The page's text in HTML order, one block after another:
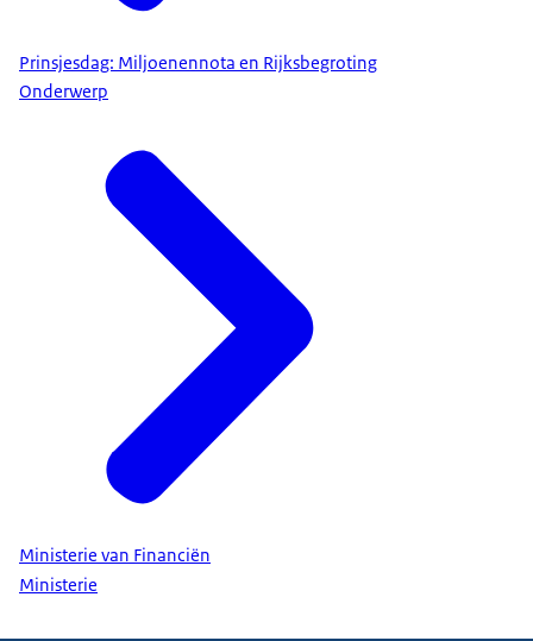
Prinsjesdag: Miljoenennota en Rijksbegroting
Onderwerp
Ministerie van Financiën
Ministerie